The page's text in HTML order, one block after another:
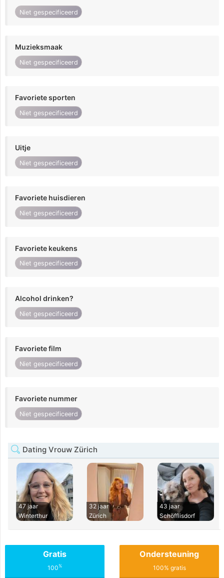
Niet gespecificeerd
Muzieksmaak
Niet gespecificeerd
Favoriete sporten
Niet gespecificeerd
Uitje
Niet gespecificeerd
Favoriete huisdieren
Niet gespecificeerd
Favoriete keukens
Niet gespecificeerd
Alcohol drinken?
Niet gespecificeerd
Favoriete film
Niet gespecificeerd
Favoriete nummer
Niet gespecificeerd
Dating Vrouw Zürich
47 jaar
Winterthur
32 jaar
Zürich
43 jaar
Schöfflisdorf
Gratis
100%
Ondersteuning
100% gratis